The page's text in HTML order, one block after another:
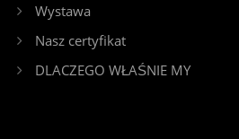
Wystawa
Nasz certyfikat
DLACZEGO WŁAŚNIE MY